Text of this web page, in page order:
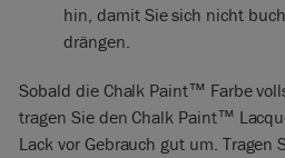
hin, damit Sie sich nicht
drängen.
Sobald die Chalk Paint™ Farbe
tragen Sie den Chalk Paint™
Lack vor Gebrauch gut um. Tragen